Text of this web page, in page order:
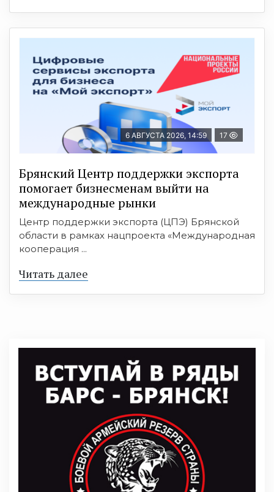
6 АВГУСТА 2026, 14:59 17
Брянский Центр поддержки экспорта
помогает бизнесменам выйти на
международные рынки
Центр поддержки экспорта (ЦПЭ) Брянской
области в рамках нацпроекта «Международная
кооперация ...
Читать далее